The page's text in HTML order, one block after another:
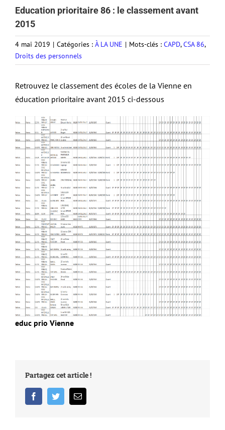
Education prioritaire 86 : le classement avant
2015
4 mai 2019 | Catégories : À LA UNE | Mots-clés : CAPD,CSA 86,
Droits des personnels
Retrouvez le classement des écoles de la Vienne en
éducation prioritaire avant 2015 ci-dessous
educ prio Vienne
Partagez cet article !
FacebookTwitterEmail